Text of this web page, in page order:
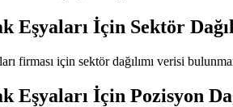
Eşyaları İçin Sektör
firması için sektör dağılımı verisi
Eşyaları İçin Pozisyon